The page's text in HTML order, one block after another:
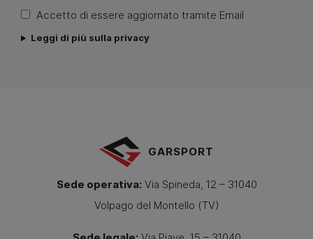
Accetto di essere aggiornato tramite Email
Leggi di più sulla privacy
GARSPORT
Sede operativa: Via Spineda, 12 – 31040
Volpago del Montello (TV)